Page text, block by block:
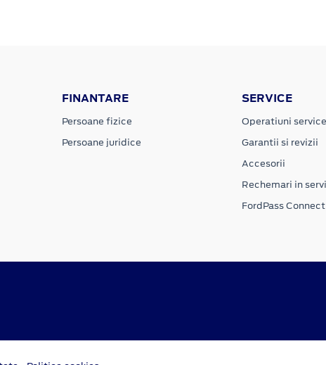
FINANTARE
Persoane fizice
Persoane juridice
SERVICE
Operatiuni service
Garantii si revizii
Accesorii
Rechemari in
FordPass Connect